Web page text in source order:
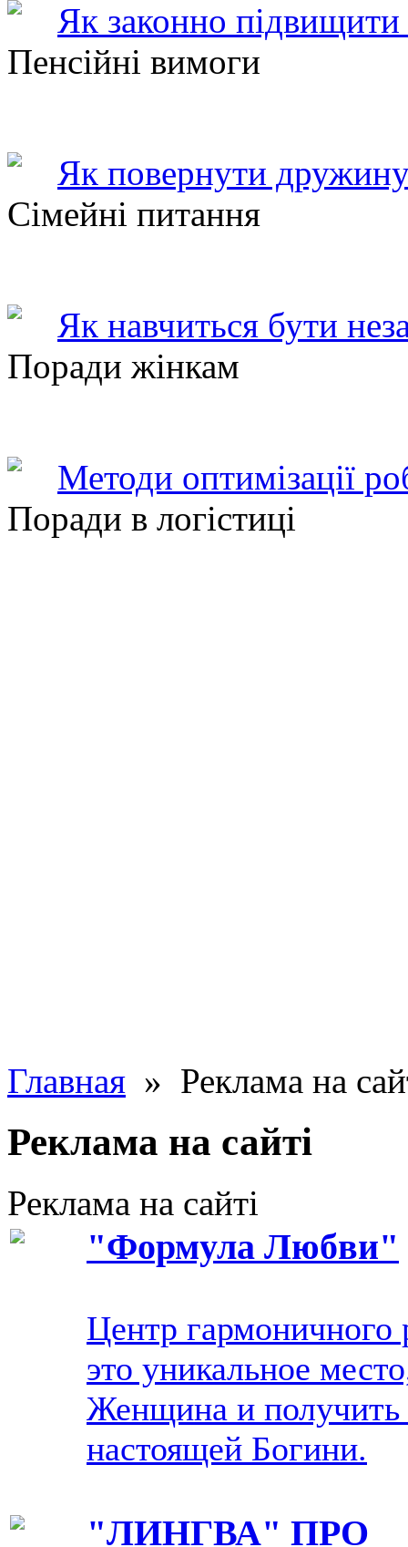
Як законно підвищити
Пенсійні вимоги
Як повернути
Сімейні питання
Як навчиться бути
Поради жінкам
Методи оптимізації
Поради в логістиці
Главная » Реклама на
Реклама на сайті
Реклама на сайті
"Формула Любви"
Центр
это уникальное
Женщина и получить
настоящей Богини.
"ЛИНГВА" ПРО